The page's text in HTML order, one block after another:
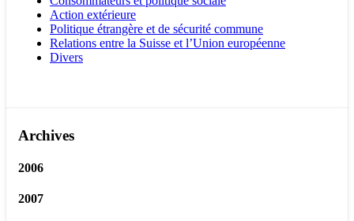
Action extérieure
Politique étrangère et de sécurité commune
Relations entre la Suisse et l’Union européenne
Divers
Archives
2006
2007